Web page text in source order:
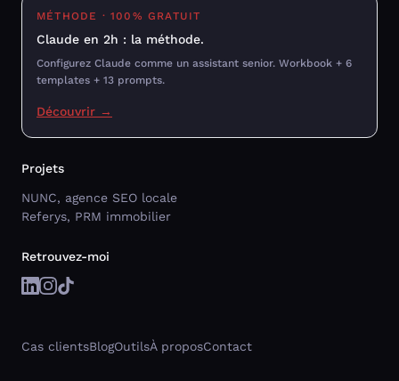
MÉTHODE · 100% GRATUIT
Claude en 2h : la méthode.
Configurez Claude comme un assistant senior. Workbook + 6
templates + 13 prompts.
Découvrir →
Projets
NUNC, agence SEO locale
Referys, PRM immobilier
Retrouvez-moi
Cas clientsBlogOutilsÀ proposContact